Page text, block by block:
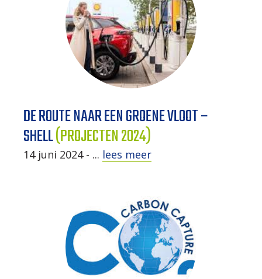
DE ROUTE NAAR EEN GROENE VLOOT –
SHELL(PROJECTEN 2024)
14 juni 2024 - ... lees meer